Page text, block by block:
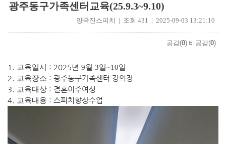
광주동구가족센터교육(25.9.3~9.10)
양국진스피치 | 조회 431 | 2025-09-03 13:21:10
공감(0) 비공감(0)
1. 교육일시 : 2025년 9월 3일~10일
2. 교육장소 : 광주동구가족센터 강의장
3.
교육대상 : 결혼이주여성
4.
교육내용 : 스피치향상수업